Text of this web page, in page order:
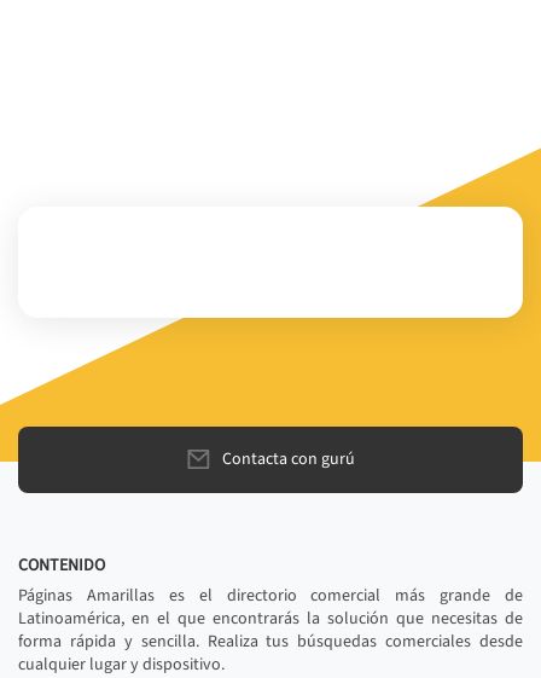
Contacta con gurú
CONTENIDO
Páginas Amarillas es el directorio comercial más grande de
Latinoamérica, en el que encontrarás la solución que necesitas de
forma rápida y sencilla. Realiza tus búsquedas comerciales desde
cualquier lugar y dispositivo.